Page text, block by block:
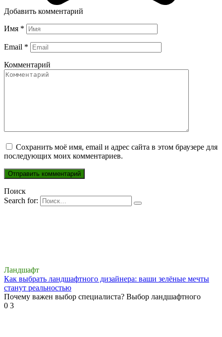
Добавить комментарий
Имя *
Email *
Комментарий
Сохранить моё имя, email и адрес сайта в этом браузере для
последующих моих комментариев.
Поиск
Search for:
Ландшафт
Как выбрать ландшафтного дизайнера: ваши зелёные мечты
станут реальностью
Почему важен выбор специалиста? Выбор ландшафтного
0 3